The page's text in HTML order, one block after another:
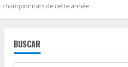
championnats de cette année
BUSCAR